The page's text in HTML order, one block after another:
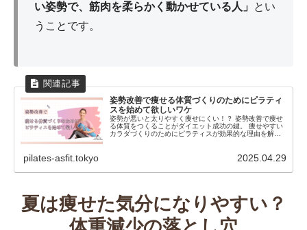
い姿勢で、筋肉を柔らかく動かせている人」 とい
うことです。
姿勢改善で痩せる体質づくりのためにピラティ
スを始めて欲しいワケ
姿勢が悪いと太りやすく痩せにくい！？ 姿勢改善で痩せ
る体質をつくることがダイエット成功の鍵。 痩せやすい
カラダづくりのためにピラティスが効果的な理由を解説
pilates-asfit.tokyo 2025.04.29
夏は痩せた気分になりやすい？